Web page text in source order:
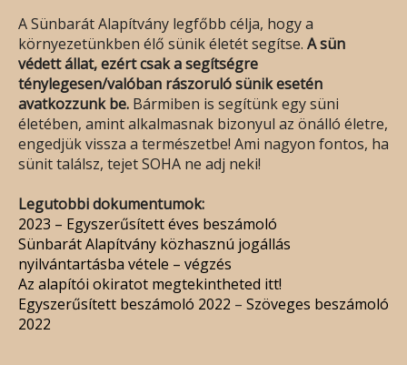
A Sünbarát Alapítvány legfőbb célja, hogy a
környezetünkben élő sünik életét segítse. A sün
védett állat, ezért csak a segítségre
ténylegesen/valóban rászoruló sünik esetén
avatkozzunk be. Bármiben is segítünk egy süni
életében, amint alkalmasnak bizonyul az önálló életre,
engedjük vissza a természetbe! Ami nagyon fontos, ha
sünit találsz, tejet SOHA ne adj neki!
Legutobbi dokumentumok:
2023 – Egyszerűsített éves beszámoló
Sünbarát Alapítvány közhasznú jogállás
nyilvántartásba vétele – végzés
Az alapítói okiratot megtekintheted itt!
Egyszerűsített beszámoló 2022 – Szöveges beszámoló
2022